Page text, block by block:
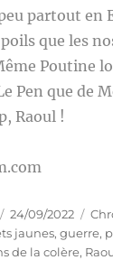
partout en
que les
Poutine
Pen que de
Raoul !
Publié
le
24/09/2022
jaunes,guerre,
de la colère,